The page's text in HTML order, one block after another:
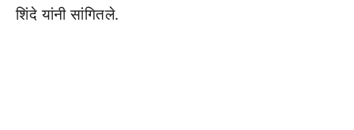
शिंदे यांनी सांगितले.